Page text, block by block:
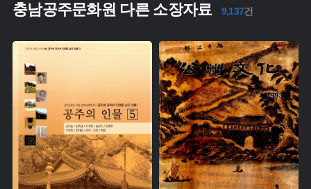
충남공주문화원 다른 소장자료 9,137건
주제 :
유형 :
생산 :
소장 :
주제 :
유형 :
생산 :
소장 :